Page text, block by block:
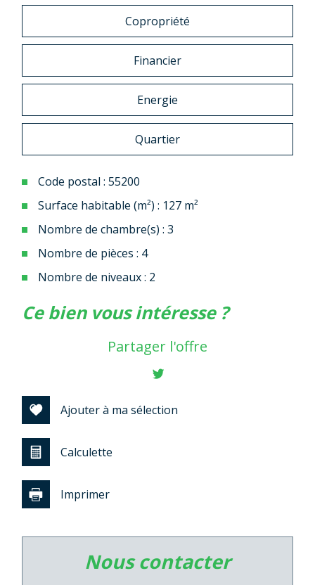
Copropriété
Financier
Energie
Quartier
Code postal : 55200
Surface habitable (m²) : 127 m²
Nombre de chambre(s) : 3
Nombre de pièces : 4
Nombre de niveaux : 2
la ville de commercy (55200)
ce bien vous intéresse ?
Partager l'offre
Ajouter à ma sélection
Calculette
Imprimer
nous contacter